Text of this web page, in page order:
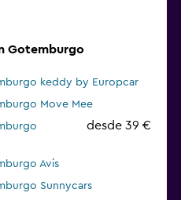
Gotemburgo
keddy by Europcar
Move Mee
desde 39 €
Avis
Sunnycars